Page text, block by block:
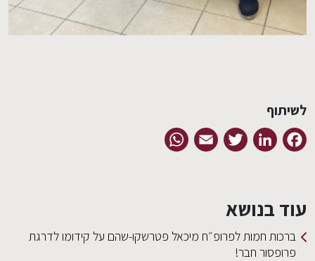
לשיתוף
Facebook
LinkedIn
Twitter
Email
עוד בנושא
ברכות חמות לפרופ״ח מיכאל פטרשקו-שהם על קידומו לדרגת
פרופסור חבר!